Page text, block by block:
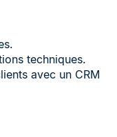
techniques.
avec un CRM